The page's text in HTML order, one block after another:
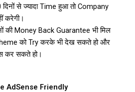
से ज्यादा Time हुआ तो Company
करेगी।
की Money Back Guarantee भी मिल
को Try करके भी देख सकते हो और
कर सकते हो।
AdSense Friendly